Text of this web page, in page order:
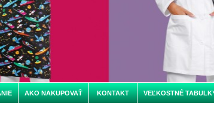
AKO NAKUPOVAŤ KONTAKT VEĽKOSTNÉ